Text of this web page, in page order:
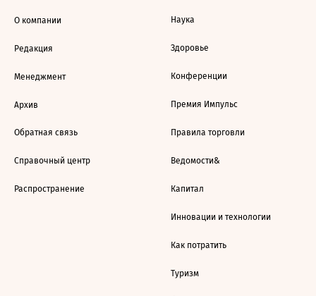
О компании
Редакция
Менеджмент
Архив
Обратная связь
Справочный центр
Распространение
Наука
Здоровье
Конференции
Премия Импульс
Правила торговли
Ведомости&
Капитал
Инновации и технологии
Как потратить
Туризм